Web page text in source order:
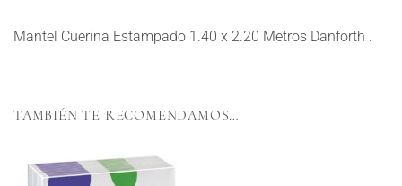
Mantel Cuerina Estampado 1.40 x 2.20 Metros Danforth .
TAMBIÉN TE RECOMENDAMOS…